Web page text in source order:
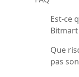
Est-ce
Bitmart
Que
pas